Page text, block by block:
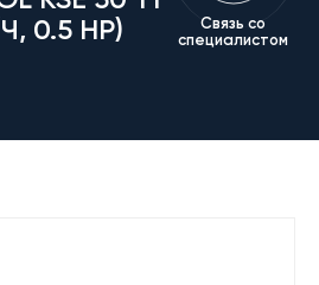
0.5 НР)
Связь со
специалистом